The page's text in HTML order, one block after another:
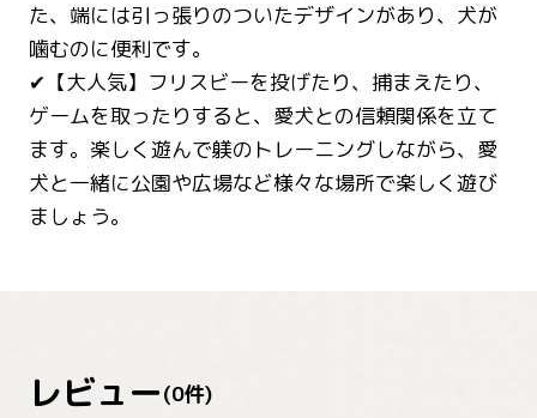
た、端には引っ張りのついたデザインがあり、犬が
噛むのに便利です。
✔【大人気】フリスビーを投げたり、捕まえたり、
ゲームを取ったりすると、愛犬との信頼関係を立て
ます。楽しく遊んで躾のトレーニングしながら、愛
犬と一緒に公園や広場など様々な場所で楽しく遊び
ましょう。
レビュー(0件)